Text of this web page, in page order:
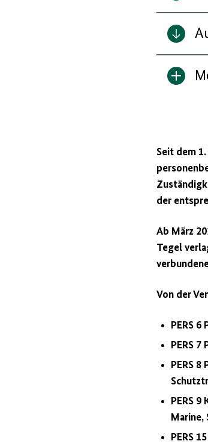
Seit dem
der
Ab März
Tegel
Von der
PERS
PERS
PERS
PERS
Marine,
PERS